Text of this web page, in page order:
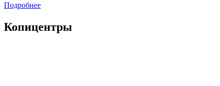
жизни:
Подробнее
Копицентры